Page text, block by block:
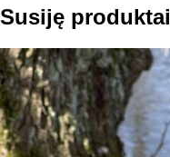
Susiję produktai